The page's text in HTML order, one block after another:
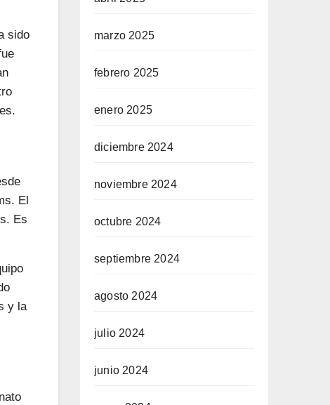
sido
El
Es
y la
marzo 2025
febrero 2025
enero 2025
diciembre 2024
noviembre 2024
octubre 2024
septiembre 2024
agosto 2024
julio 2024
junio 2024